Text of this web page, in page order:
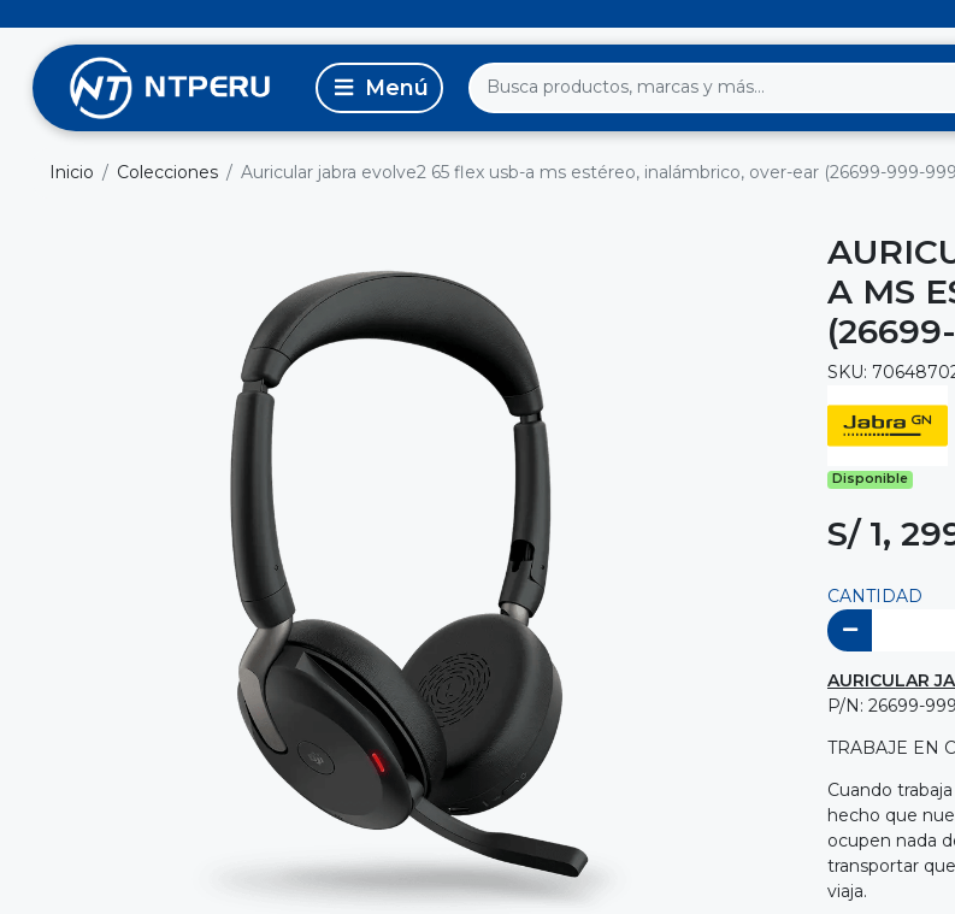
Inicio Colecciones Auricular jabra evolve2 65 flex usb-a ms estéreo, inalámbrico, over-ear (26699-999-
A MS
SKU:
Disponible
S/ 1,
CANTIDAD
AURICULAR
P/N: 26699-
TRABAJE EN
Cuando
hecho que
ocupen nada
transportar
viaja.